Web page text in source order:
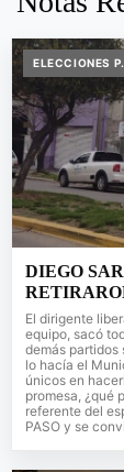
ELECCIONES
DIEGO
El dirigente
equipo, sacó
demás partidos
lo hacía el
únicos en
promesa, ¿qué
referente del
PASO y se